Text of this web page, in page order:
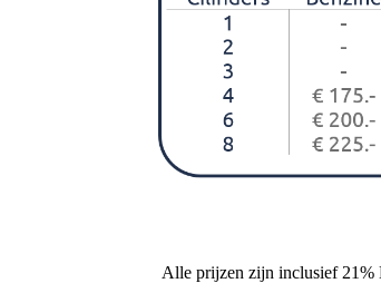
Alle prijzen zijn inclusief 21%